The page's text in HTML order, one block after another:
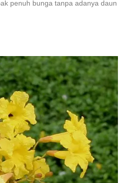
penuh bunga tanpa adanya daun